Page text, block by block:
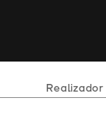
Realizador